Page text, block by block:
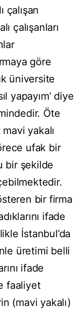
çalışan
çalışanları
göre
üniversite
yapayım’ diye
Öte
yakalı
ufak bir
bir şekilde
bir firma
ifade
İstanbul’da
üretimi belli
ifade
faaliyet
(mavi yakalı)